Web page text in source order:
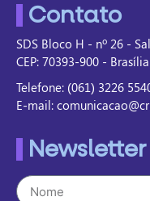
Contato
SDS Bloco H - nº 26 -
CEP: 70393-900 -
Telefone: (061) 3226
E-mail:
Newsletter